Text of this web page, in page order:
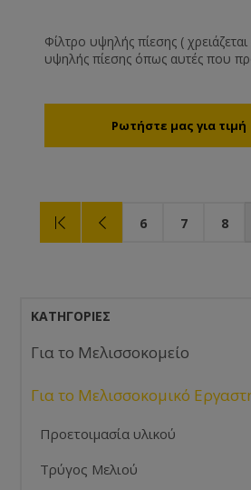
Φίλτρο υψηλής πίεσης (
υψηλής πίεσης όπως αυτές που
κουβούκλιο. Το αφαιρούμενο
ασφάλιση με το περικόχλιό της.
6 7 8
ΚΑΤΗΓΟΡΊΕΣ
Για το Μελισσοκομείο
Για το Μελισσοκομικό
Προετοιμασία υλικού
Τρύγος Μελιού